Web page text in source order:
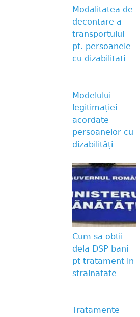
Modalitatea de
decontare a
transportului
pt. persoanele
cu dizabilitati
Modelului
legitimației
acordate
persoanelor cu
dizabilități
Cum sa obtii
dela DSP bani
pt tratament in
strainatate
Tratamente